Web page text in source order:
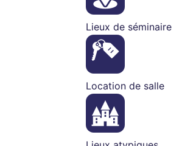
Lieux de séminaire
Location de salle